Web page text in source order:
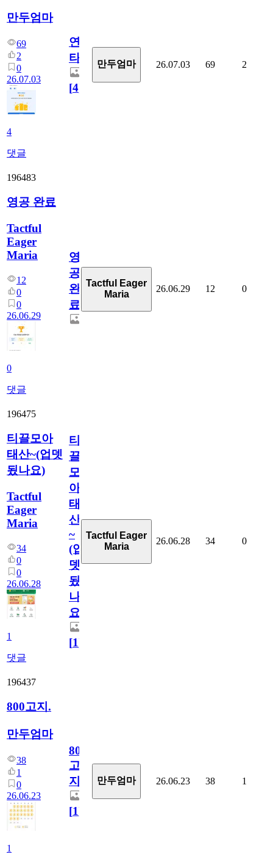
만두엄마
69
2
0
26.07.03
4
댓글
연
타
[4]
만두엄마 26.07.03 69 2
196483
영공 완료
Tactful
Eager
Maria
12
0
0
26.06.29
0
댓글
영
공
완
료
Tactful Eager
Maria
26.06.29 12 0
196475
티끌모아
태산~(업뎃
됬나요)
Tactful
Eager
Maria
34
0
0
26.06.28
1
댓글
티
끌
모
아
태
산
~
(업
뎃
됬
나
요)
[1]
Tactful Eager
Maria
26.06.28 34 0
196437
800고지.
만두엄마
38
1
0
26.06.23
1
800
고
지.
[1]
만두엄마 26.06.23 38 1